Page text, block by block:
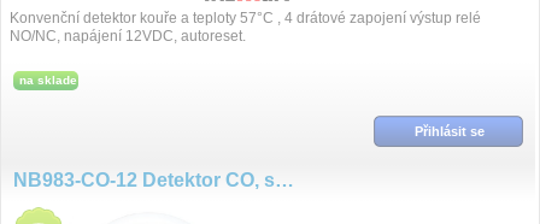
Konvenční detektor kouře a teploty 57°C , 4 drátové zapojení výstup relé
NO/NC, napájení 12VDC, autoreset.
na sklade
Přihlásit se
NB983-CO-12 Detektor CO, siréna, NO/NC, 12VDC